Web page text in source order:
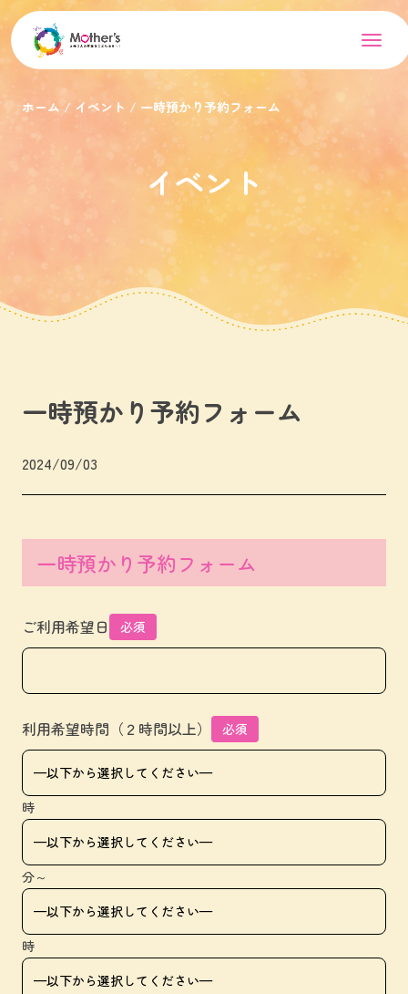
ホーム イベント 一時預かり予約フォーム
イベント
一時預かり予約フォーム
2024/09/03
一時預かり予約フォーム
ご利用希望日 必須
利用希望時間（２時間以上） 必須
時
分～
時